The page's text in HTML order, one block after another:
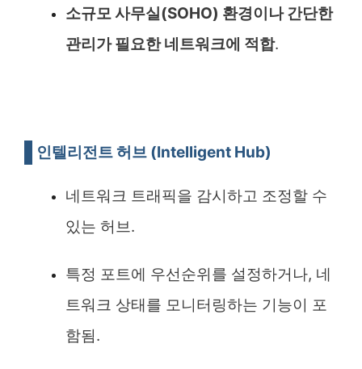
소규모 사무실(SOHO) 환경이나 간단한
관리가 필요한 네트워크에 적합.
인텔리전트 허브 (Intelligent Hub)
네트워크 트래픽을 감시하고 조정할 수
있는 허브.
특정 포트에 우선순위를 설정하거나, 네
트워크 상태를 모니터링하는 기능이 포
함됨.